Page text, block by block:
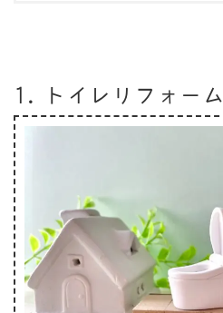
1. トイレリフォー